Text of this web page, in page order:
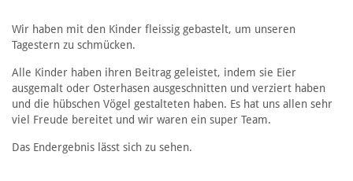
Wir haben mit den Kinder fleissig gebastelt, um unseren
Tagestern zu schmücken.
Alle Kinder haben ihren Beitrag geleistet, indem sie Eier
ausgemalt oder Osterhasen ausgeschnitten und verziert haben
und die hübschen Vögel gestalteten haben. Es hat uns allen sehr
viel Freude bereitet und wir waren ein super Team.
Das Endergebnis lässt sich zu sehen.